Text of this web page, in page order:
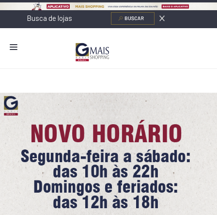
LOJAS
ALIMENTAÇÃO
CONTATO
NOVOS NEGÓCIOS
O SHOPPING
SERVIÇOS